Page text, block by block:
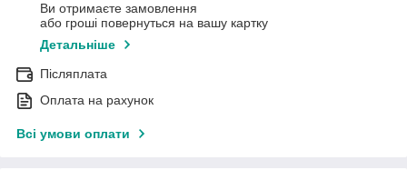
Ви отримаєте замовлення
або гроші повернуться на вашу картку
Детальніше
Післяплата
Оплата на рахунок
Всі умови оплати